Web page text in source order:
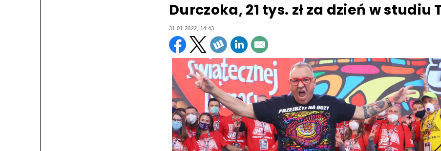
Durczoka, 21 tys. zł za dzień w studiu
31.01.2022, 14:43